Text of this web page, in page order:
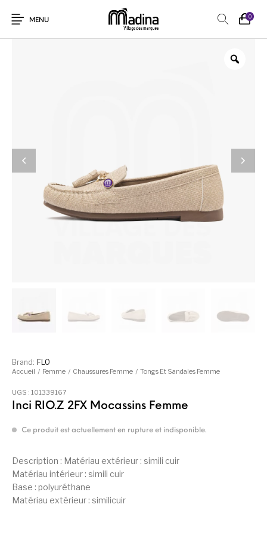
MENU
0
Accueil / Femme / Chaussures Femme / Tongs Et Sandales Femme
Inci RIO.Z 2FX Mocassins Femme
Description : Matériau extérieur : simili cuir
Matériau intérieur : simili cuir
Base : polyuréthane
Matériau extérieur : similicuir
Ce produit est actuellement en rupture et indisponible.
UGS :101339167
Brand: FLO